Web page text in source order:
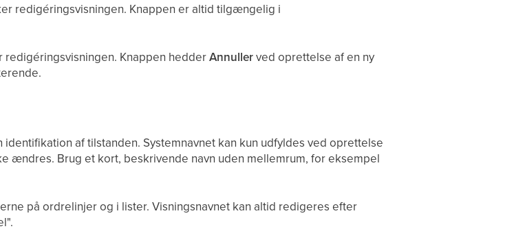
redigéringsvisningen. Knappen er altid tilgængelig i
Knappen hedderAnnullerved oprettelse af en ny
identifikation af tilstanden. Systemnavnet kan kun udfyldes ved oprettelse
ændres. Brug et kort, beskrivende navn uden mellemrum, for eksempel
på ordrelinjer og i lister. Visningsnavnet kan altid redigeres efter